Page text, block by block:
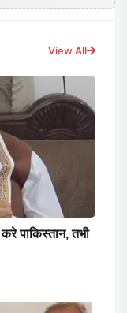
View All
पाकिस्तान, तभी